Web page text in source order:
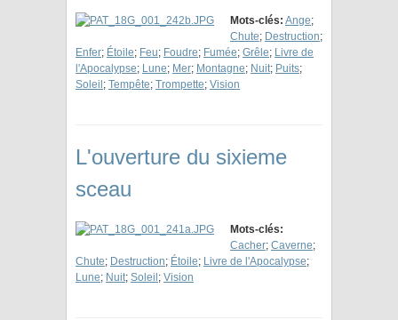
Mots-clés: Ange;
Chute; Destruction;
Enfer; Étoile; Feu; Foudre; Fumée; Grêle; Livre de
l'Apocalypse; Lune; Mer; Montagne; Nuit; Puits;
Soleil ; Tempête; Trompette; Vision
L'ouverture du sixieme
sceau
Mots-clés:
Cacher; Caverne;
Chute; Destruction; Étoile; Livre de l'Apocalypse;
Lune; Nuit; Soleil ; Vision